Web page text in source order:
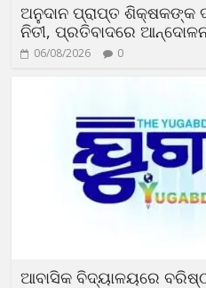
ଅନୁଦାନ ପ୍ରାପ୍ତ ଶିକ୍ଷକଙ୍କ
ନିତୀ, ପ୍ରତିବାଦରେ
06/08/2026 0
ଆବାସିକ ବିଦ୍ୟାଳୟରେ